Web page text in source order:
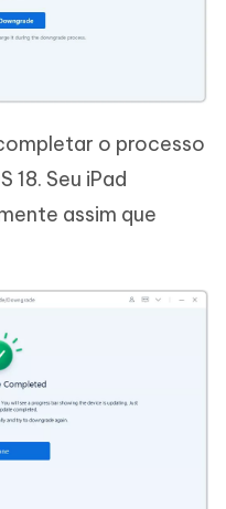
o processo
18. Seu iPad
assim que